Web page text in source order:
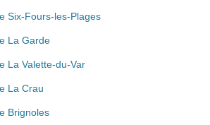
Six-Fours-les-Plages
La Garde
La Valette-du-Var
La Crau
Brignoles